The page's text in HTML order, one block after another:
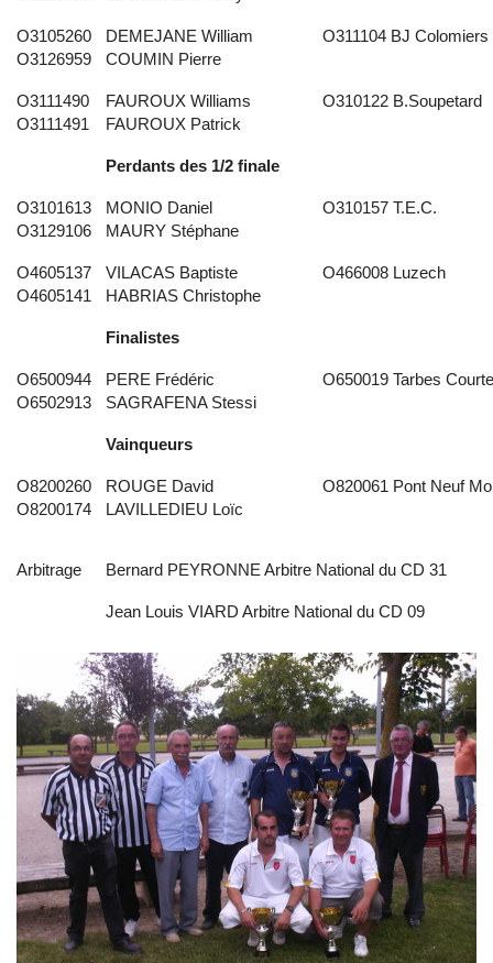
O3105260 DEMEJANE William
O311104 BJ Colomiers
O3126959
COUMIN Pierre
O3111490 FAUROUX Williams
O310122 B.Soupetard
O3111491
FAUROUX Patrick
Perdants des 1/2 finale
O3101613 MONIO Daniel
O310157 T.E.C.
O3129106
MAURY Stéphane
O4605137 VILACAS Baptiste
O466008 Luzech
O4605141
HABRIAS Christophe
Finalistes
O6500944 PERE Frédéric
O650019 Tarbes
O6502913
SAGRAFENA Stessi
Vainqueurs
O8200260 ROUGE David
O820061 Pont Neuf
O8200174
LAVILLEDIEU Loïc
Arbitrage Bernard PEYRONNE Arbitre National du CD 31
Jean Louis VIARD Arbitre National du CD 09